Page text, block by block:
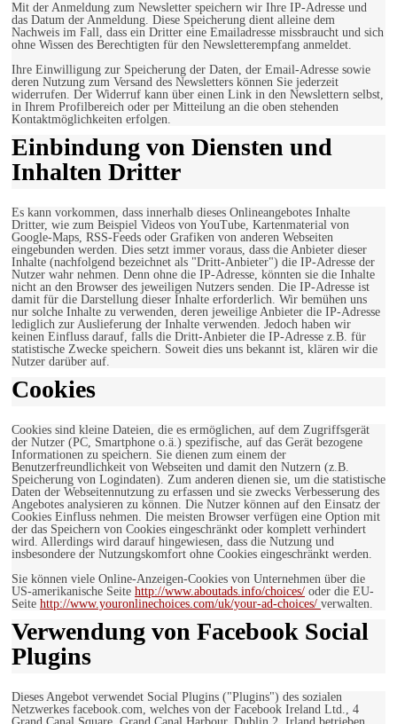
Mit der Anmeldung zum Newsletter speichern wir Ihre IP-Adresse und
das Datum der Anmeldung. Diese Speicherung dient alleine dem
Nachweis im Fall, dass ein Dritter eine Emailadresse missbraucht und sich
ohne Wissen des Berechtigten für den Newsletterempfang anmeldet.
Ihre Einwilligung zur Speicherung der Daten, der Email-Adresse sowie
deren Nutzung zum Versand des Newsletters können Sie jederzeit
widerrufen. Der Widerruf kann über einen Link in den Newslettern selbst,
in Ihrem Profilbereich oder per Mitteilung an die oben stehenden
Kontaktmöglichkeiten erfolgen.
Einbindung von Diensten und
Inhalten Dritter
Es kann vorkommen, dass innerhalb dieses Onlineangebotes Inhalte
Dritter, wie zum Beispiel Videos von YouTube, Kartenmaterial von
Google-Maps, RSS-Feeds oder Grafiken von anderen Webseiten
eingebunden werden. Dies setzt immer voraus, dass die Anbieter dieser
Inhalte (nachfolgend bezeichnet als "Dritt-Anbieter") die IP-Adresse der
Nutzer wahr nehmen. Denn ohne die IP-Adresse, könnten sie die Inhalte
nicht an den Browser des jeweiligen Nutzers senden. Die IP-Adresse ist
damit für die Darstellung dieser Inhalte erforderlich. Wir bemühen uns
nur solche Inhalte zu verwenden, deren jeweilige Anbieter die IP-Adresse
lediglich zur Auslieferung der Inhalte verwenden. Jedoch haben wir
keinen Einfluss darauf, falls die Dritt-Anbieter die IP-Adresse z.B. für
statistische Zwecke speichern. Soweit dies uns bekannt ist, klären wir die
Nutzer darüber auf.
Cookies
Cookies sind kleine Dateien, die es ermöglichen, auf dem Zugriffsgerät
der Nutzer (PC, Smartphone o.ä.) spezifische, auf das Gerät bezogene
Informationen zu speichern. Sie dienen zum einem der
Benutzerfreundlichkeit von Webseiten und damit den Nutzern (z.B.
Speicherung von Logindaten). Zum anderen dienen sie, um die statistische
Daten der Webseitennutzung zu erfassen und sie zwecks Verbesserung des
Angebotes analysieren zu können. Die Nutzer können auf den Einsatz der
Cookies Einfluss nehmen. Die meisten Browser verfügen eine Option mit
der das Speichern von Cookies eingeschränkt oder komplett verhindert
wird. Allerdings wird darauf hingewiesen, dass die Nutzung und
insbesondere der Nutzungskomfort ohne Cookies eingeschränkt werden.
Sie können viele Online-Anzeigen-Cookies von Unternehmen über die
US-amerikanische Seite http://www.aboutads.info/choices/ oder die EU-
Seite http://www.youronlinechoices.com/uk/your-ad-choices/ verwalten.
Verwendung von Facebook Social
Plugins
Dieses Angebot verwendet Social Plugins ("Plugins") des sozialen
Netzwerkes facebook.com, welches von der Facebook Ireland Ltd., 4